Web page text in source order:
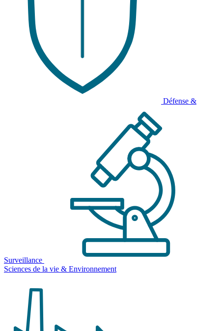
Défense &
Surveillance
Sciences de la vie & Environnement